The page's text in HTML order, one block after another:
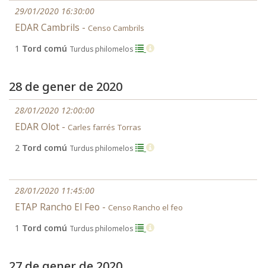
29/01/2020 16:30:00
EDAR Cambrils - Censo Cambrils
1 Tord comú Turdus philomelos
28 de gener de 2020
28/01/2020 12:00:00
EDAR Olot - Carles farrés Torras
2 Tord comú Turdus philomelos
28/01/2020 11:45:00
ETAP Rancho El Feo - Censo Rancho el feo
1 Tord comú Turdus philomelos